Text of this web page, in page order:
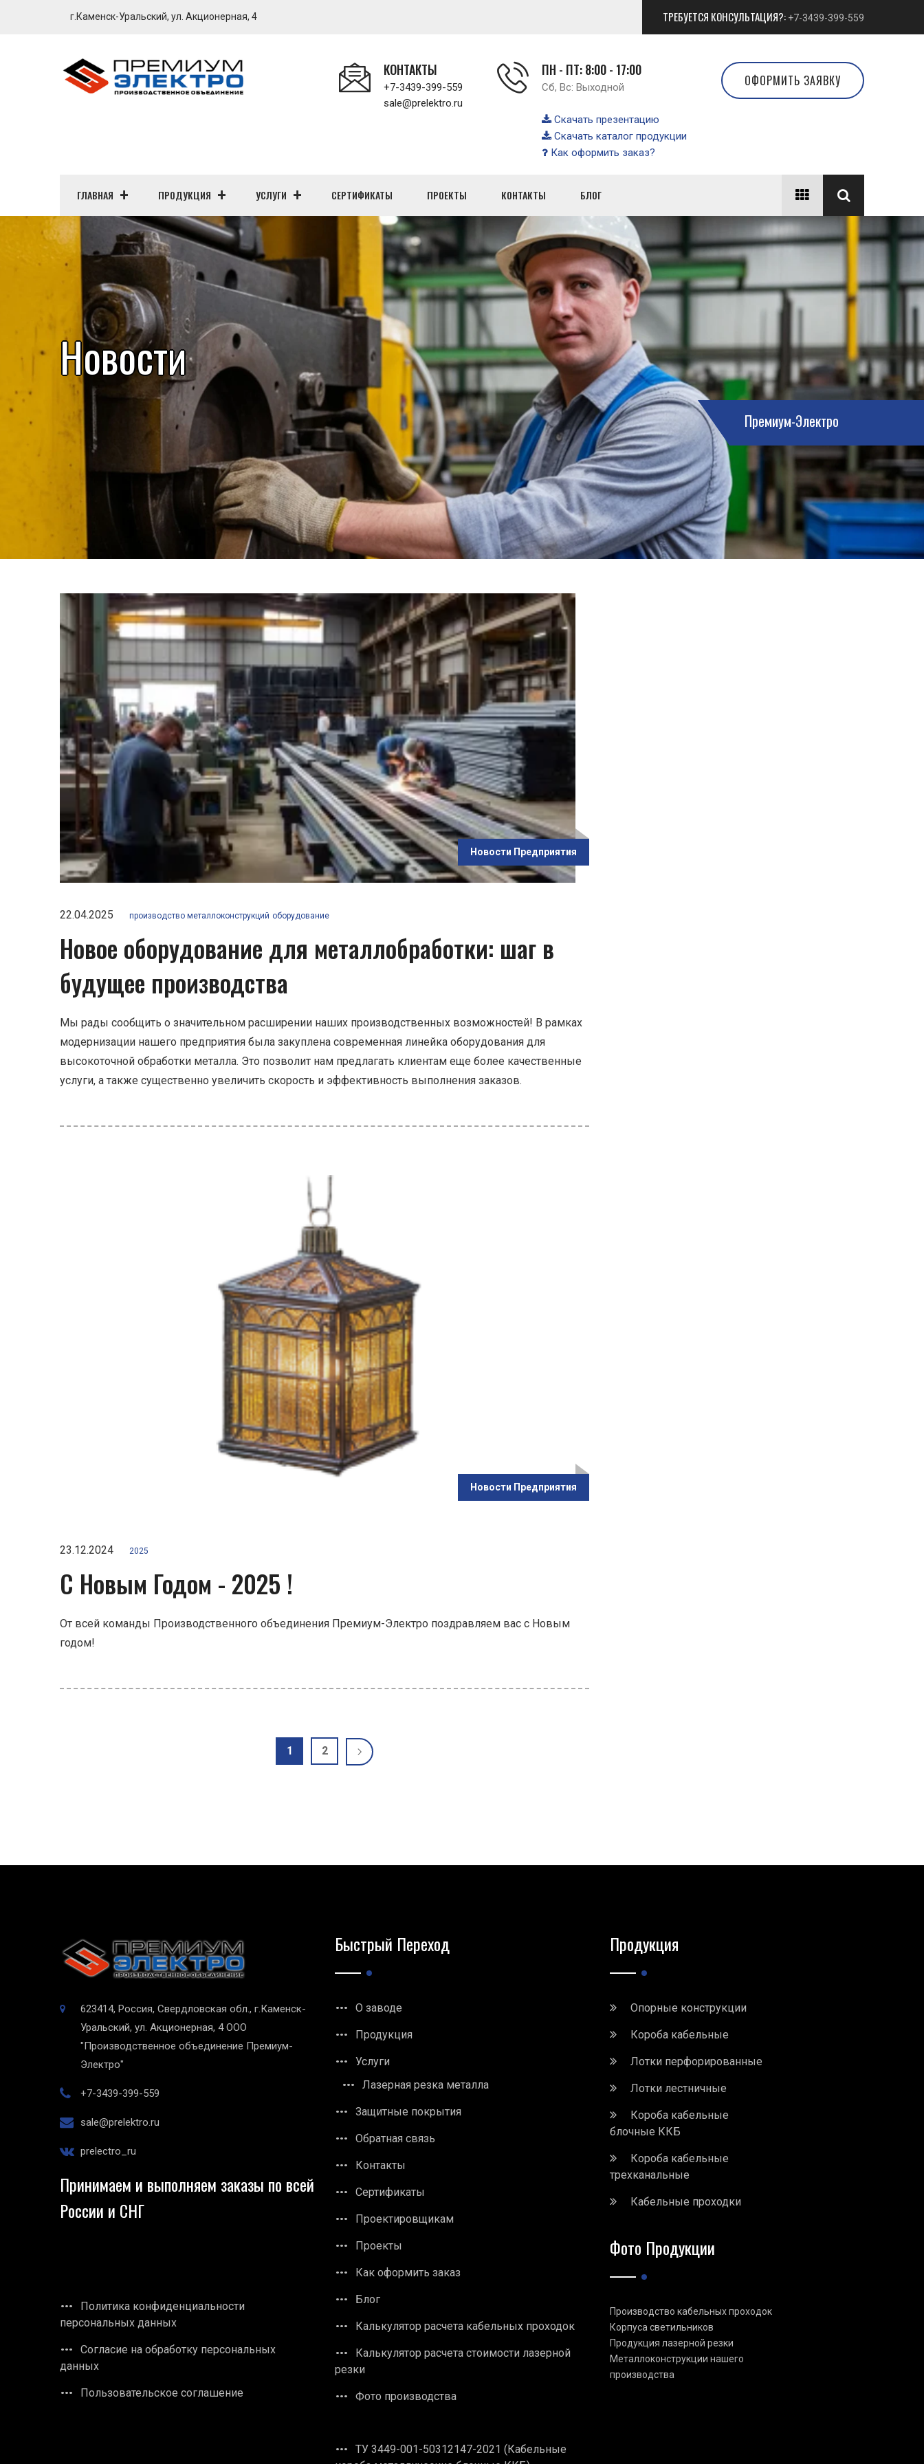
г.Каменск-Уральский, ул. Акционерная, 4 ТРЕБУЕТСЯ КОНСУЛЬТАЦИЯ?: +7-3439-399-559
КОНТАКТЫ
+7-3439-399-559
sale@prelektro.ru
ПН - ПТ: 8:00 - 17:00
Сб, Вс: Выходной
Скачать презентацию
Скачать каталог продукции
Как оформить заказ?
ОФОРМИТЬ ЗАЯВКУ
ГЛАВНАЯ ПРОДУКЦИЯ УСЛУГИ СЕРТИФИКАТЫ ПРОЕКТЫ КОНТАКТЫ БЛОГ
Новости
Премиум-Электро
Новости Предприятия
22.04.2025 производство металлоконструкций оборудование
Новое оборудование для металлобработки: шаг в
будущее производства
Мы рады сообщить о значительном расширении наших производственных возможностей! В рамках
модернизации нашего предприятия была закуплена современная линейка оборудования для
высокоточной обработки металла. Это позволит нам предлагать клиентам еще более качественные
услуги, а также существенно увеличить скорость и эффективность выполнения заказов.
Новости Предприятия
23.12.2024 2025
C Новым Годом - 2025 !
От всей команды Производственного объединения Премиум-Электро поздравляем вас с Новым
годом!
1 2
623414, Россия, Свердловская обл., г.Каменск-
Уральский, ул. Акционерная, 4 ООО
"Производственное объединение Премиум-
Электро"
+7-3439-399-559
sale@prelektro.ru
prelectro_ru
Принимаем и выполняем заказы по всей
России и СНГ
Политика конфиденциальности
персональных данных
Согласие на обработку персональных
данных
Пользовательское соглашение
Быстрый Переход
О заводе
Продукция
Услуги
Лазерная резка металла
Защитные покрытия
Обратная связь
Контакты
Сертификаты
Проектировщикам
Проекты
Как оформить заказ
Блог
Калькулятор расчета кабельных проходок
Калькулятор расчета стоимости лазерной
резки
Фото производства
ТУ 3449-001-50312147-2021 (Кабельные
Продукция
Опорные конструкции
Короба кабельные
Лотки перфорированные
Лотки лестничные
Короба кабельные
блочные ККБ
Короба кабельные
трехканальные
Кабельные проходки
Фото Продукции
Производство кабельных проходок
Корпуса светильников
Продукция лазерной резки
Металлоконструкции нашего
производства